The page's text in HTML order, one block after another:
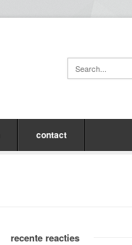
contact
recente reacties